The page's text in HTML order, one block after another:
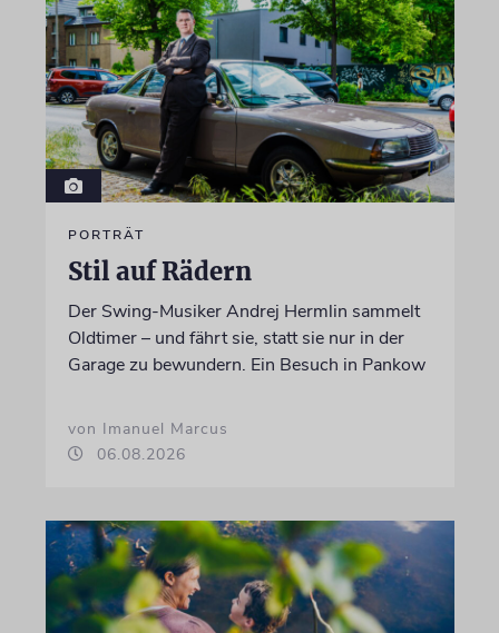
PORTRÄT
Stil auf Rädern
Der Swing-Musiker Andrej Hermlin sammelt
Oldtimer – und fährt sie, statt sie nur in der
Garage zu bewundern. Ein Besuch in Pankow
von Imanuel Marcus
06.08.2026